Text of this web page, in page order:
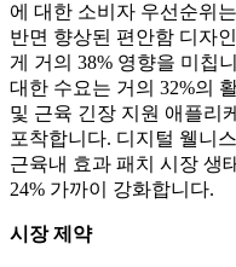
에 대한 소비자 우선순위
반면 향상된 편안함 디자
게 거의 38% 영향을 미칩
대한 수요는 거의 32%의
및 근육 긴장 지원 애플리
포착합니다. 디지털 웰니
근육내 효과 패치 시장 생
24% 가까이 강화합니다.
시장 제약